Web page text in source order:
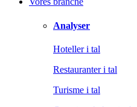
Analyser
Hoteller i tal
Restauranter i tal
Turisme i tal